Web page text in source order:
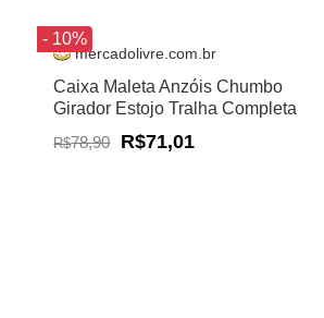
- 10%
mercadolivre.com.br
Caixa Maleta Anzóis Chumbo
Girador Estojo Tralha Completa
R$78,90 R$71,01